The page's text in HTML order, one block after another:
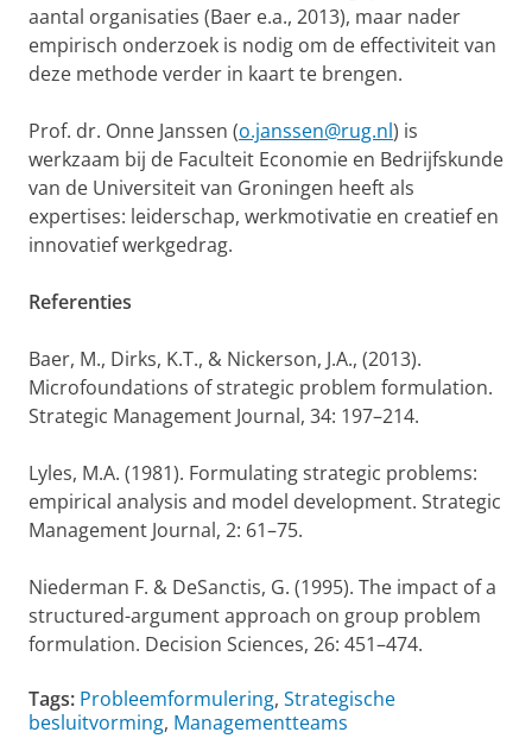
aantal organisaties (Baer e.a., 2013), maar nader
empirisch onderzoek is nodig om de effectiviteit van
deze methode verder in kaart te brengen.
Prof. dr. Onne Janssen (o.janssen@rug.nl) is
werkzaam bij de Faculteit Economie en Bedrijfskunde
van de Universiteit van Groningen heeft als
expertises: leiderschap, werkmotivatie en creatief en
innovatief werkgedrag.
Referenties
Baer, M., Dirks, K.T., & Nickerson, J.A., (2013).
Microfoundations of strategic problem formulation.
Strategic Management Journal, 34: 197–214.
Lyles, M.A. (1981). Formulating strategic problems:
empirical analysis and model development. Strategic
Management Journal, 2: 61–75.
Niederman F. & DeSanctis, G. (1995). The impact of a
structured-argument approach on group problem
formulation. Decision Sciences, 26: 451–474.
Tags: Probleemformulering, Strategische
besluitvorming, Managementteams